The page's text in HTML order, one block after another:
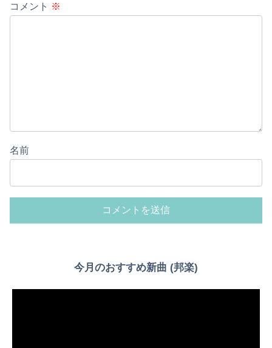
コメント ※
名前
今月のおすすめ新曲 (邦楽)